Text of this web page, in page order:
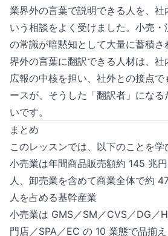
業界外の言葉で説明できる人を、社
いう相談をよく受けました。小売
の常識が暗黙知として大量に蓄積
界外の言葉に翻訳できる人材は、社
広報の中核を担い、社外との接点で
ースが、そうした「翻訳者」にな
いです。
まとめ
このレッスンでは、以下のことを学
小売業は年間商品販売額約 145 兆
人、卸売業を含めて商業全体で約
人を占める基幹産業
小売業は GMS／SM／CVS／DG／
門店／SPA／EC の 10 業態で品揃